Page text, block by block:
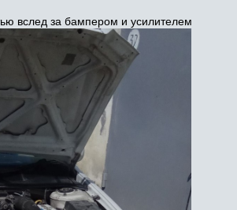
вслед за бампером и усилителем